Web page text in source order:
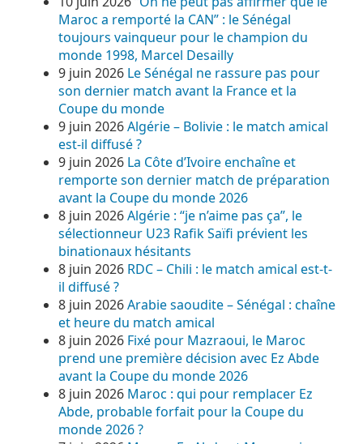
Maroc a remporté la CAN” : le Sénégal
toujours vainqueur pour le champion du
monde 1998, Marcel Desailly
9 juin 2026 Le Sénégal ne rassure pas pour
son dernier match avant la France et la
Coupe du monde
9 juin 2026Algérie – Bolivie : le match amical
est-il diffusé ?
9 juin 2026 La Côte d’Ivoire enchaîne et
remporte son dernier match de préparation
avant la Coupe du monde 2026
8 juin 2026Algérie : “je n’aime pas ça”, le
sélectionneur U23 Rafik Saïfi prévient les
binationaux hésitants
8 juin 2026 RDC – Chili : le match amical est-t-
il diffusé ?
8 juin 2026Arabie saoudite – Sénégal : chaîne
et heure du match amical
8 juin 2026 Fixé pour Mazraoui, le Maroc
prend une première décision avec Ez Abde
avant la Coupe du monde 2026
8 juin 2026 Maroc : qui pour remplacer Ez
Abde, probable forfait pour la Coupe du
monde 2026 ?